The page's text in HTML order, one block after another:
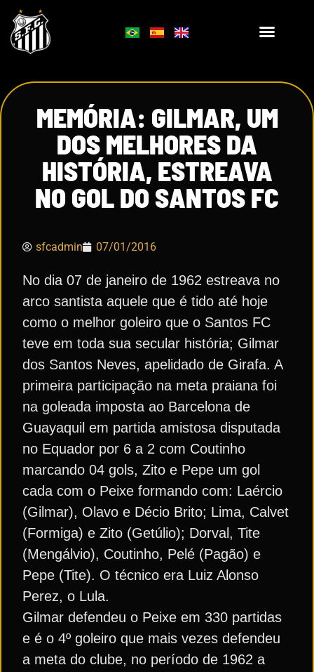
MEMÓRIA: GILMAR, UM
DOS MELHORES DA
HISTÓRIA, ESTREAVA
NO GOL DO SANTOS FC
sfcadmin 07/01/2016
No dia 07 de janeiro de 1962 estreava no
arco santista aquele que é tido até hoje
como o melhor goleiro que o Santos FC
teve em toda sua secular história; Gilmar
dos Santos Neves, apelidado de Girafa. A
primeira participação na meta praiana foi
na goleada imposta ao Barcelona de
Guayaquil em partida amistosa disputada
no Equador por 6 a 2 com Coutinho
marcando 04 gols, Zito e Pepe um gol
cada com o Peixe formando com: Laércio
(Gilmar), Olavo e Décio Brito; Lima, Calvet
(Formiga) e Zito (Getúlio); Dorval, Tite
(Mengálvio), Coutinho, Pelé (Pagão) e
Pepe (Tite). O técnico era Luiz Alonso
Perez, o Lula.
Gilmar defendeu o Peixe em 330 partidas
e é o 4º goleiro que mais vezes defendeu
a meta do clube, no período de 1962 a